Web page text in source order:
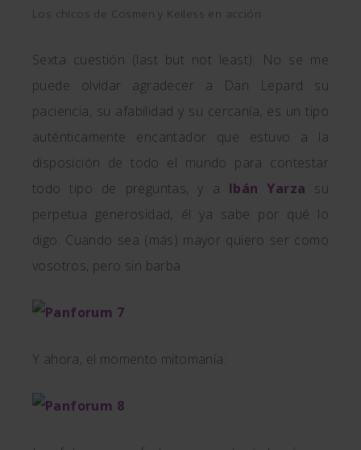
Los chicos de Cosmen y Keiless en acción
Sexta cuestión (last but not least): No se me
puede olvidar agradecer a Dan Lepard su
paciencia, su afabilidad y su cercanía, es un tipo
auténticamente encantador que estuvo a la
disposición de todo el mundo para contestar
todo tipo de preguntas, y a Ibán Yarza su
perpetua generosidad, él ya sabe por qué lo
digo. Cuando sea (más) mayor quiero ser como
vosotros, pero sin barba.
Y ahora, el momento mitomanía: